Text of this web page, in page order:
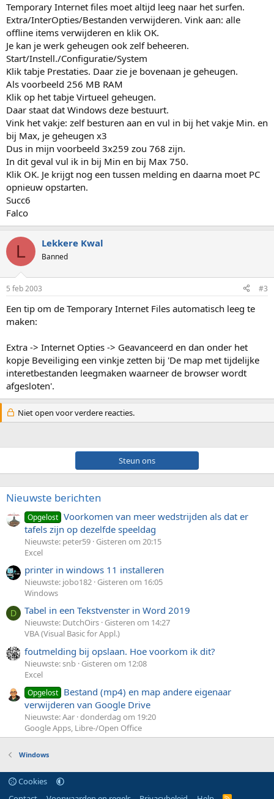
Temporary Internet files moet altijd leeg naar het surfen.
Extra/InterOpties/Bestanden verwijderen. Vink aan: alle
offline items verwijderen en klik OK.
Je kan je werk geheugen ook zelf beheeren.
Start/Instell./Configuratie/System
Klik tabje Prestaties. Daar zie je bovenaan je geheugen.
Als voorbeeld 256 MB RAM
Klik op het tabje Virtueel geheugen.
Daar staat dat Windows deze bestuurt.
Vink het vakje: zelf besturen aan en vul in bij het vakje Min. en
bij Max, je geheugen x3
Dus in mijn voorbeeld 3x259 zou 768 zijn.
In dit geval vul ik in bij Min en bij Max 750.
Klik OK. Je krijgt nog een tussen melding en daarna moet PC
opnieuw opstarten.
Succ6
Falco
L Lekkere Kwal
Banned
5 feb 2003 #3
Een tip om de Temporary Internet Files automatisch leeg te
maken:
Extra -> Internet Opties -> Geavanceerd en dan onder het
kopje Beveiliging een vinkje zetten bij 'De map met tijdelijke
interetbestanden leegmaken waarneer de browser wordt
afgesloten'.
Niet open voor verdere reacties.
Steun ons
Nieuwste berichten
Opgelost Voorkomen van meer wedstrijden als dat er
tafels zijn op dezelfde speeldag
Nieuwste: peter59 Gisteren om 20:15
Excel
printer in windows 11 installeren
Nieuwste: jobo182 Gisteren om 16:05
Windows
D Tabel in een Tekstvenster in Word 2019
Nieuwste: DutchOirs Gisteren om 14:27
VBA (Visual Basic for Appl.)
foutmelding bij opslaan. Hoe voorkom ik dit?
Nieuwste: snb Gisteren om 12:08
Excel
Opgelost Bestand (mp4) en map andere eigenaar
verwijderen van Google Drive
Nieuwste: Aar donderdag om 19:20
Google Apps, Libre-/Open Office
Windows
Cookies